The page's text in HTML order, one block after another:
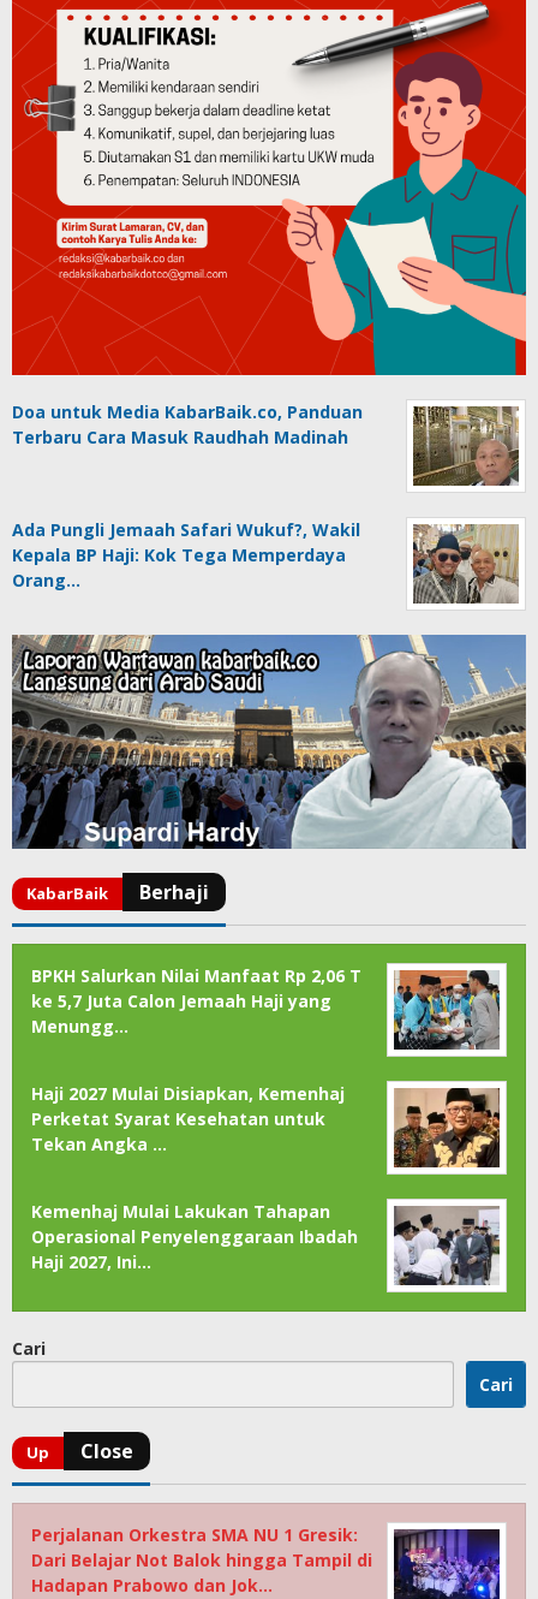
Doa untuk Media KabarBaik.co, Panduan
Terbaru Cara Masuk Raudhah Madinah
Ada Pungli Jemaah Safari Wukuf?, Wakil
Kepala BP Haji: Kok Tega Memperdaya
Orang…
BPKH Salurkan Nilai Manfaat Rp 2,06 T
ke 5,7 Juta Calon Jemaah Haji yang
Menungg…
Haji 2027 Mulai Disiapkan, Kemenhaj
Perketat Syarat Kesehatan untuk
Tekan Angka …
Kemenhaj Mulai Lakukan Tahapan
Operasional Penyelenggaraan Ibadah
Haji 2027, Ini…
Cari
Cari
Perjalanan Orkestra SMA NU 1 Gresik:
Dari Belajar Not Balok hingga Tampil di
Hadapan Prabowo dan Jok…